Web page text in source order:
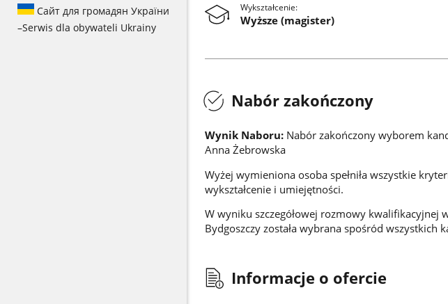
Сайт для громадян України
–Serwis dla obywateli Ukrainy
Wykształcenie:
Wyższe (magister)
Nabór zakończony
Wynik Naboru:Nabór zakończony wyborem
Anna Żebrowska
Wyżej wymieniona osoba spełniła wszystkie
wykształcenie i umiejętności.
W wyniku szczegółowej rozmowy kwalifikacyjnej
Bydgoszczy została wybrana spośród
Informacje o ofercie